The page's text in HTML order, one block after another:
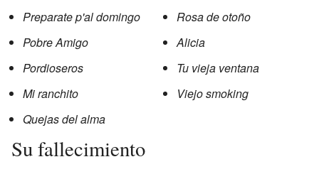
Preparate p'al domingo
Pobre Amigo
Pordioseros
Mi ranchito
Quejas del alma
Rosa de otoño
Alicia
Tu vieja ventana
Viejo smoking
Su fallecimiento